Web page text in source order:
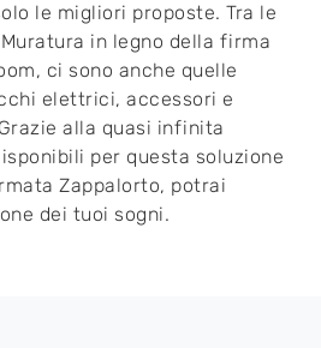
le migliori proposte. Tra le
in legno della firma
ci sono anche quelle
elettrici, accessori e
alla quasi infinita
per questa soluzione
Zappalorto, potrai
dei tuoi sogni.